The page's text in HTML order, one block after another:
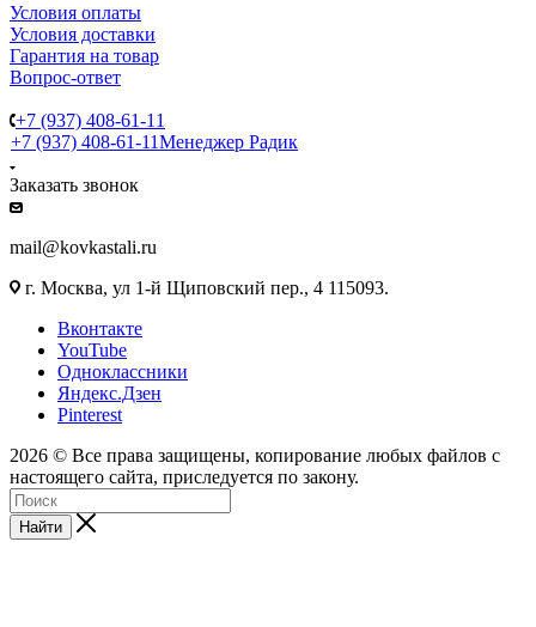
Условия оплаты
Условия доставки
Гарантия на товар
Вопрос-ответ
+7 (937) 408-61-11
+7 (937) 408-61-11Менеджер Радик
Заказать звонок
mail@kovkastali.ru
г. Москва, ул 1-й Щиповский пер., 4 115093.
Вконтакте
YouTube
Одноклассники
Яндекс.Дзен
Pinterest
2026 © Все права защищены, копирование любых файлов с
настоящего сайта, приследуется по закону.
Найти